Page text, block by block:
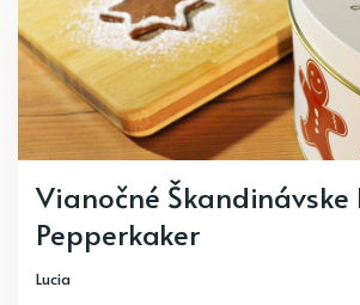
Vianočné
Pepperkaker
Lucia